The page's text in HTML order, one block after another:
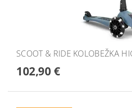
SCOOT & RIDE KOLOBEŽKA
102,90 €